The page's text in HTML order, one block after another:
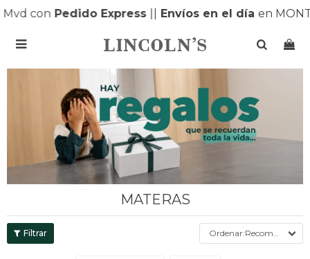
con Pedido Express||Envíos en el díaen

MATERAS
Recomendados